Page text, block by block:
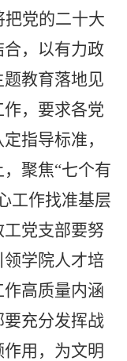
把党的二十大
，以有力政
教育落地见
，要求各党
指导标准，
聚焦“七个有
工作找准基层
党支部要努
学院人才培
高质量内涵
充分发挥战
用，为文明